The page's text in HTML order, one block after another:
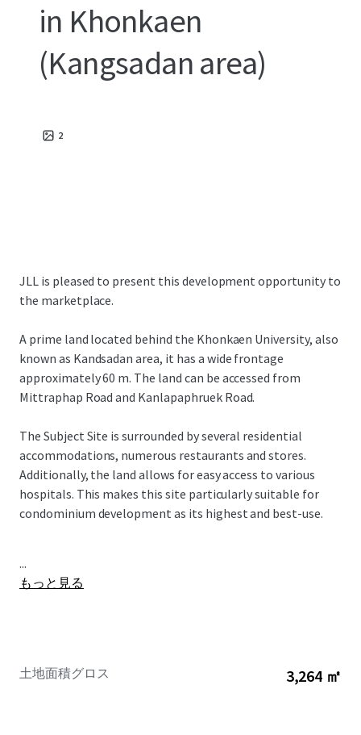
in Khonkaen
(Kangsadan area)
2
JLL is pleased to present this development opportunity to
the marketplace.
A prime land located behind the Khonkaen University, also
known as Kandsadan area, it has a wide frontage
approximately 60 m. The land can be accessed from
Mittraphap Road and Kanlapaphruek Road.
The Subject Site is surrounded by several residential
accommodations, numerous restaurants and stores.
Additionally, the land allows for easy access to various
hospitals. This makes this site particularly suitable for
condominium development as its highest and best-use.
...
もっと見る
土地面積グロス 3,264 ㎡